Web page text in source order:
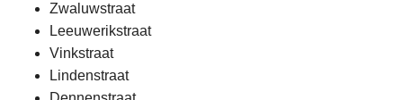
Zwaluwstraat
Leeuwerikstraat
Vinkstraat
Lindenstraat